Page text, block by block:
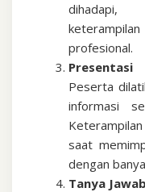
dihadapi,
profesional.
Presentasi
Peserta
informasi
saat
dengan
Tanya Jawab